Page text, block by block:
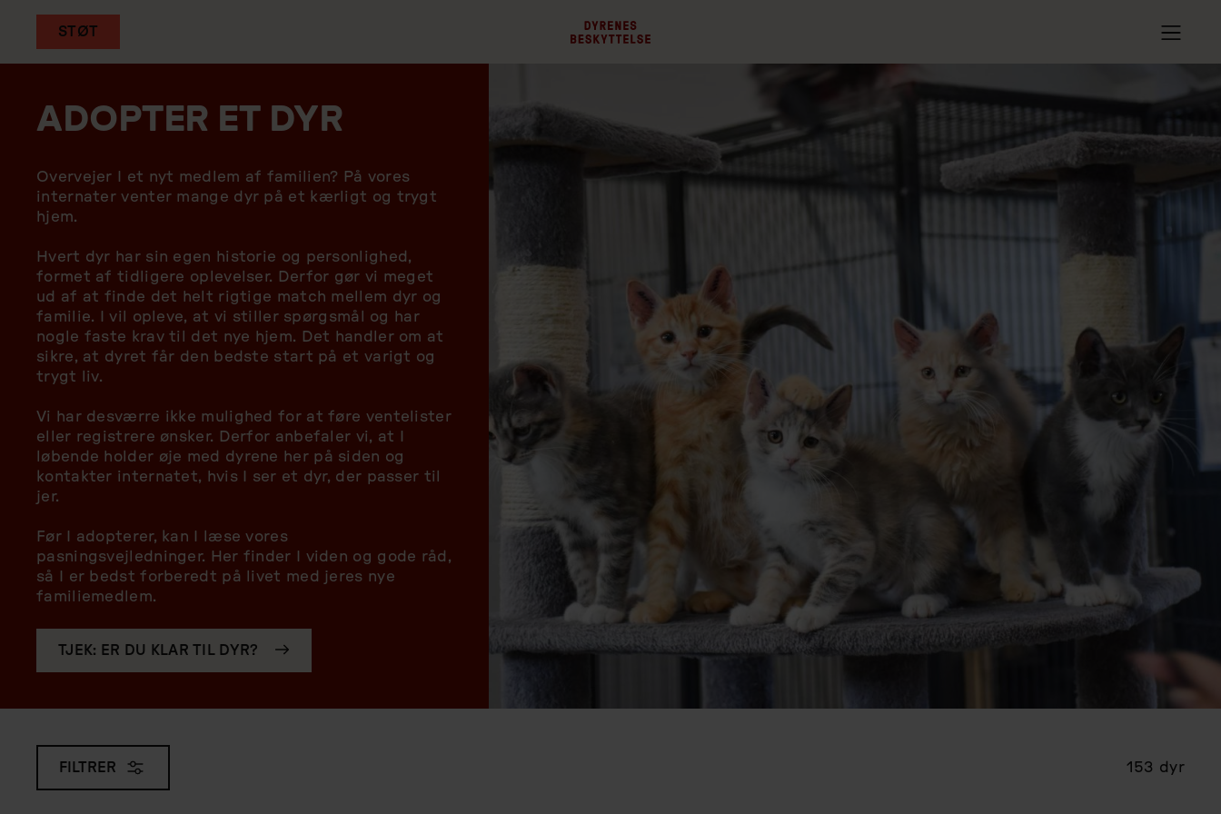
hovedindhold
STØT
ADOPTER ET DYR
Overvejer I et nyt medlem af familien? På vores
internater venter mange dyr på et kærligt og trygt
hjem.
Hvert dyr har sin egen historie og personlighed,
formet af tidligere oplevelser. Derfor gør vi meget
ud af at finde det helt rigtige match mellem dyr og
familie. I vil opleve, at vi stiller spørgsmål og har
nogle faste krav til det nye hjem. Det handler om at
sikre, at dyret får den bedste start på et varigt og
trygt liv.
Vi har desværre ikke mulighed for at føre ventelister
eller registrere ønsker. Derfor anbefaler vi, at I
løbende holder øje med dyrene her på siden og
kontakter internatet, hvis I ser et dyr, der passer til
jer.
Før I adopterer, kan I læse vores
pasningsvejledninger. Her finder I viden og gode råd,
så I er bedst forberedt på livet med jeres nye
familiemedlem.
TJEK: ER DU KLAR TIL DYR?
FILTRER 153 dyr